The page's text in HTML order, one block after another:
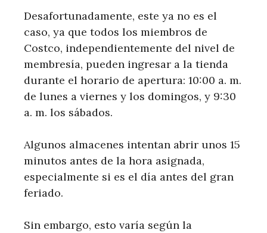
Desafortunadamente, este ya no es el
caso, ya que todos los miembros de
Costco, independientemente del nivel de
membresía, pueden ingresar a la tienda
durante el horario de apertura: 10:00 a. m.
de lunes a viernes y los domingos, y 9:30
a. m. los sábados.
Algunos almacenes intentan abrir unos 15
minutos antes de la hora asignada,
especialmente si es el día antes del gran
feriado.
Sin embargo, esto varía según la